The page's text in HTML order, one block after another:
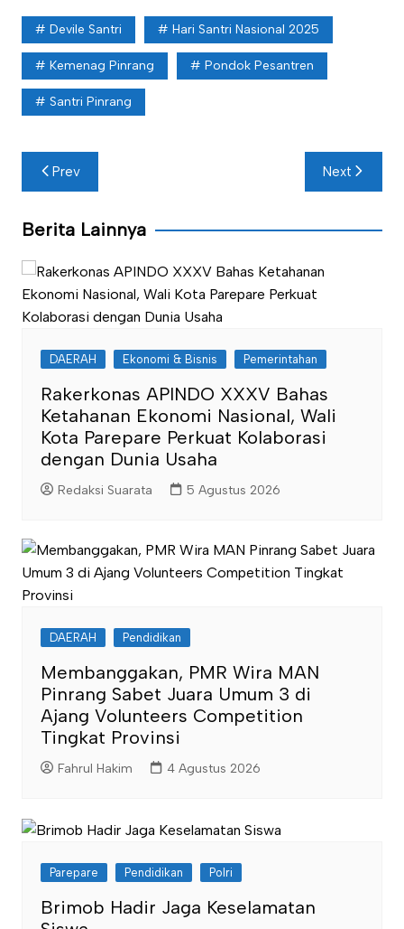
Devile Santri Hari Santri Nasional 2025
Kemenag Pinrang Pondok Pesantren
Santri Pinrang
Navigasi
pos
Prev Next
Berita Lainnya
DAERAH Ekonomi & Bisnis Pemerintahan
Rakerkonas APINDO XXXV Bahas
Ketahanan Ekonomi Nasional, Wali
Kota Parepare Perkuat Kolaborasi
dengan Dunia Usaha
Redaksi Suarata 5 Agustus 2026
DAERAH Pendidikan
Membanggakan, PMR Wira MAN
Pinrang Sabet Juara Umum 3 di
Ajang Volunteers Competition
Tingkat Provinsi
Fahrul Hakim 4 Agustus 2026
Parepare Pendidikan Polri
Brimob Hadir Jaga Keselamatan